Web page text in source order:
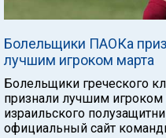
Болельщики ПАОКа
лучшим игроком марта
Болельщики греческого
признали лучшим
израильского
официальный сайт